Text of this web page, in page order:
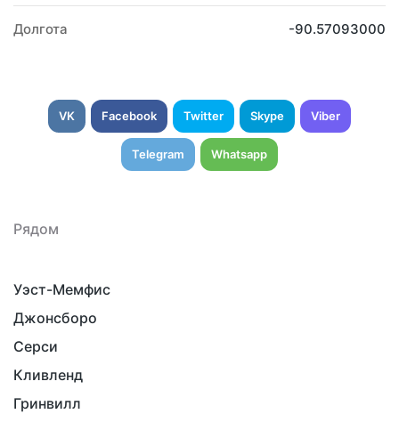
Долгота -90.57093000
VK Facebook Twitter Skype Viber
Telegram Whatsapp
Рядом
Уэст-Мемфис
Джонсборо
Серси
Кливленд
Гринвилл